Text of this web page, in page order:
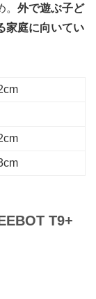
外で遊ぶ子ど
家庭に向いてい
T9+